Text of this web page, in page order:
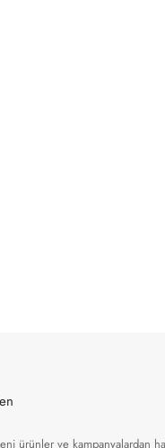
ürünler ve kampanyalardan